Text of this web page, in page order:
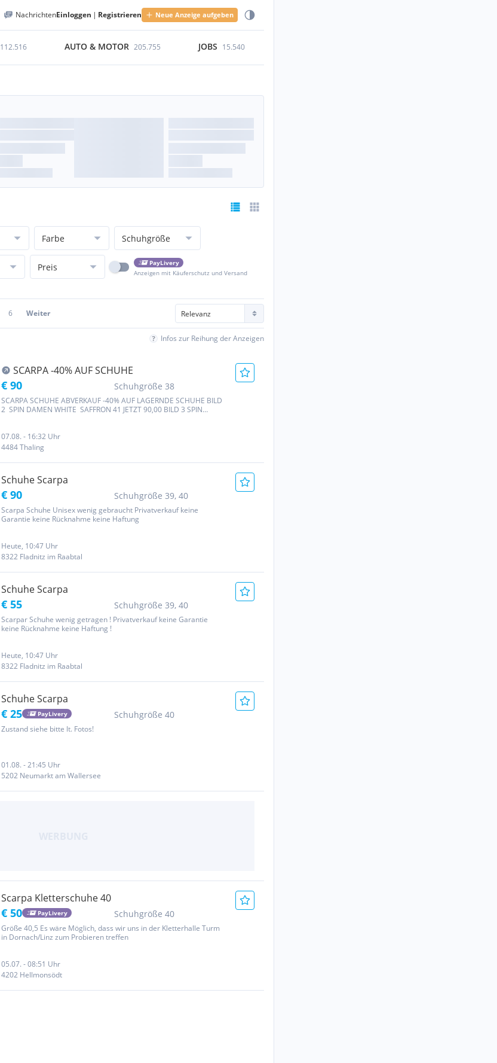
NachrichtenEinloggen | Registrieren Neue Anzeige aufgeben
112.516 AUTO & MOTOR 205.755 JOBS 15.540
Farbe Schuhgröße
Preis
PayLivery
Anzeigen mit Käuferschutz und Versand
6 Weiter
Infos zur Reihung der Anzeigen
SCARPA -40% AUF SCHUHE
€ 90 Schuhgröße 38
SCARPA SCHUHE ABVERKAUF -40% AUF LAGERNDE SCHUHE BILD
2 SPIN DAMEN WHITE SAFFRON 41 JETZT 90,00 BILD 3 SPIN
TAUPE 46 JETZT 132,00 BILD 6...
07.08. - 16:32 Uhr
4484 Thaling
Schuhe Scarpa
€ 90 Schuhgröße 39, 40
Scarpa Schuhe Unisex wenig gebraucht Privatverkauf keine
Garantie keine Rücknahme keine Haftung
Heute, 10:47 Uhr
8322 Fladnitz im Raabtal
Schuhe Scarpa
€ 55 Schuhgröße 39, 40
Scarpar Schuhe wenig getragen ! Privatverkauf keine Garantie
keine Rücknahme keine Haftung !
Heute, 10:47 Uhr
8322 Fladnitz im Raabtal
Schuhe Scarpa
€ 25 PayLivery Schuhgröße 40
Zustand siehe bitte lt. Fotos!
01.08. - 21:45 Uhr
5202 Neumarkt am Wallersee
Scarpa Kletterschuhe 40
€ 50 PayLivery Schuhgröße 40
Größe 40,5 Es wäre Möglich, dass wir uns in der Kletterhalle Turm
in Dornach/Linz zum Probieren treffen
05.07. - 08:51 Uhr
4202 Hellmonsödt